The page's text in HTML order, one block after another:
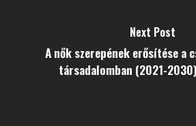
Next Post
A nők szerepének erősítése a
társadalomban (2021-